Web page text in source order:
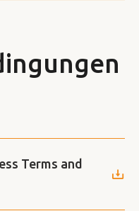
Terms and